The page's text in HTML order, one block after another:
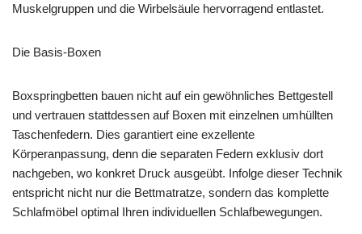
Muskelgruppen und die Wirbelsäule hervorragend entlastet.
Die Basis-Boxen
Boxspringbetten bauen nicht auf ein gewöhnliches Bettgestell
und vertrauen stattdessen auf Boxen mit einzelnen umhüllten
Taschenfedern. Dies garantiert eine exzellente
Körperanpassung, denn die separaten Federn exklusiv dort
nachgeben, wo konkret Druck ausgeübt. Infolge dieser Technik
entspricht nicht nur die Bettmatratze, sondern das komplette
Schlafmöbel optimal Ihren individuellen Schlafbewegungen.